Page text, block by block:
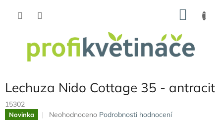
Lechuza Nido Cottage 35 - antracit
15302
Novinka
Průměrné
Neohodnoceno Podrobnosti hodnocení